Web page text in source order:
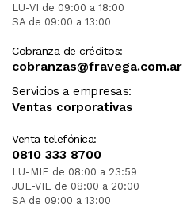
LU-VI de 09:00 a 18:00
SA de 09:00 a 13:00
Cobranza de créditos:
cobranzas@fravega.com.ar
Servicios a empresas:
Ventas corporativas
Venta telefónica:
0810 333 8700
LU-MIE de 08:00 a 23:59
JUE-VIE de 08:00 a 20:00
SA de 09:00 a 13:00